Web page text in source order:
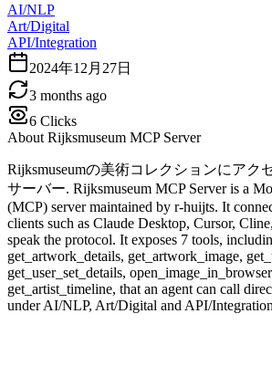
AI/NLP
Art/Digital
API/Integration
2024年12月27日
3 months ago
6 Clicks
About Rijksmuseum MCP Server
Rijksmuseumの美術コレクションにアク
サーバー. Rijksmuseum MCP Server is a
(MCP) server maintained by r-huijts. It
clients such as Claude Desktop, Cursor,
speak the protocol. It exposes 7 tools,
get_artwork_details, get_artwork_image,
get_user_set_details,
get_artist_timeline, that an agent can call
under AI/NLP, Art/Digital and API/